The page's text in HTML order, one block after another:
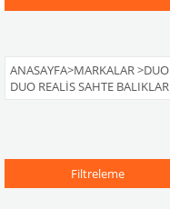
ANASAYFA>MARKALAR>DUO
DUO REALIS SAHTE BALIKLAR
Filtreleme